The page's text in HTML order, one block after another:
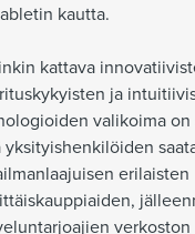
kautta.
kattava
ja
valikoima on
yksityishenkilöiden
erilaisten
verkoston